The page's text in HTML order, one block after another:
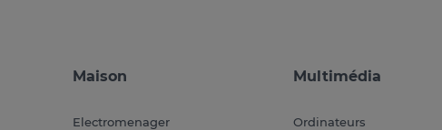
Maison
Electromenager
Multimédia
Ordinateurs